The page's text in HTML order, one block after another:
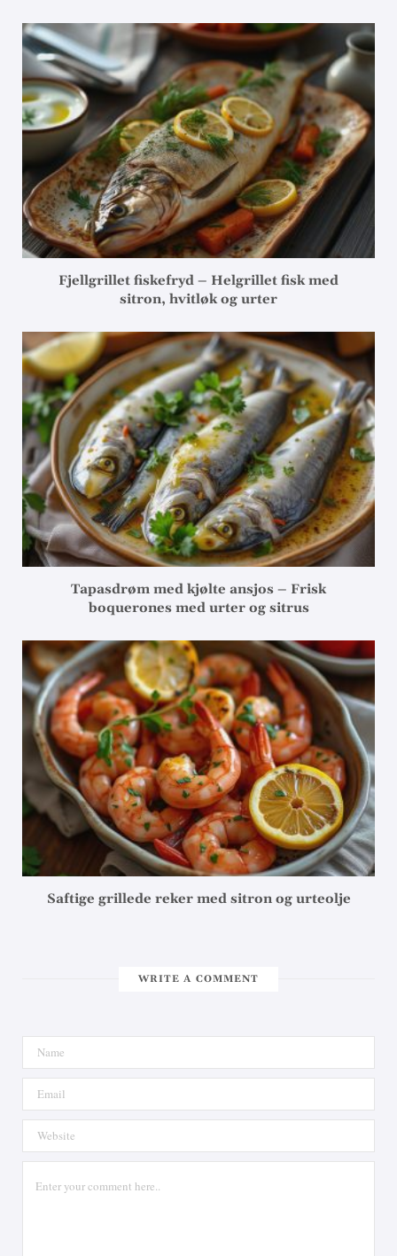
Fjellgrillet fiskefryd – Helgrillet fisk med
sitron, hvitløk og urter
Tapasdrøm med kjølte ansjos – Frisk
boquerones med urter og sitrus
Saftige grillede reker med sitron og urteolje
WRITE A COMMENT